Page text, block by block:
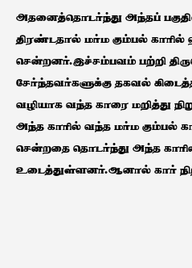
அதனைத்தொடர்ந்து அந்தப்
திரண்டதால் மர்ம கும்பல் காரில்
சென்றனர்.இச்சம்பவம் பற்றி
சேர்ந்தவர்களுக்கு தகவல்
வழியாக வந்த காரை மறித்து
அந்த காரில் வந்த மர்ம கும்பல்
சென்றதை தொடர்ந்து அந்த
உடைத்துள்ளனர்.ஆனால் கார்